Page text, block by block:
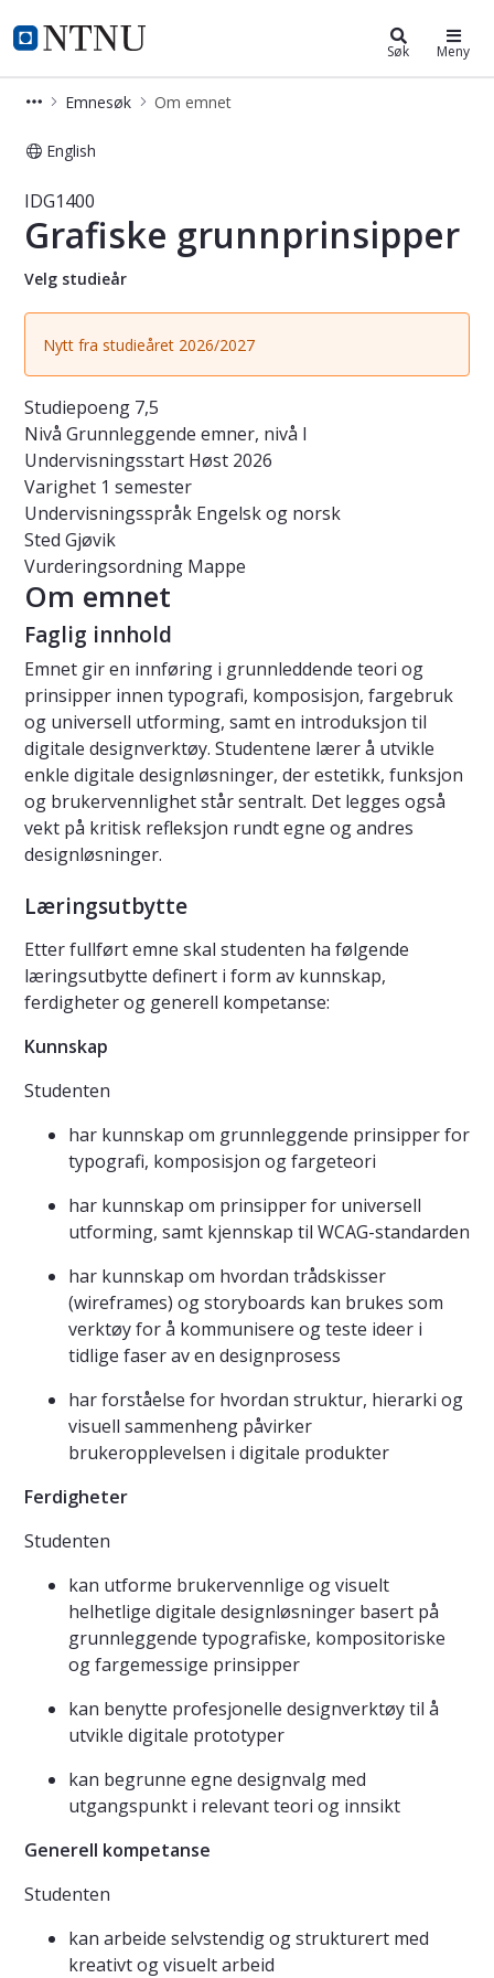
NTNU Hjemmeside
Studier Søk Meny
Emnesøk Om emnet
English
Emne - Grafiske grunnprinsipper -
IDG1400
Grafiske grunnprinsipper
Velg studieår
Nytt fra studieåret 2026/2027
Studiepoeng 7,5
Nivå Grunnleggende emner, nivå I
Undervisningsstart Høst 2026
Varighet 1 semester
Undervisningsspråk Engelsk og norsk
Sted Gjøvik
Vurderingsordning Mappe
Om emnet
Faglig innhold
Emnet gir en innføring i grunnleddende teori og
prinsipper innen typografi, komposisjon, fargebruk
og universell utforming, samt en introduksjon til
digitale designverktøy. Studentene lærer å utvikle
enkle digitale designløsninger, der estetikk, funksjon
og brukervennlighet står sentralt. Det legges også
vekt på kritisk refleksjon rundt egne og andres
designløsninger.
Læringsutbytte
Etter fullført emne skal studenten ha følgende
læringsutbytte definert i form av kunnskap,
ferdigheter og generell kompetanse:
Kunnskap
Studenten
har kunnskap om grunnleggende prinsipper for
typografi, komposisjon og fargeteori
har kunnskap om prinsipper for universell
utforming, samt kjennskap til WCAG-standarden
har kunnskap om hvordan trådskisser
(wireframes) og storyboards kan brukes som
verktøy for å kommunisere og teste ideer i
tidlige faser av en designprosess
har forståelse for hvordan struktur, hierarki og
visuell sammenheng påvirker
brukeropplevelsen i digitale produkter
Ferdigheter
Studenten
kan utforme brukervennlige og visuelt
helhetlige digitale designløsninger basert på
grunnleggende typografiske, kompositoriske
og fargemessige prinsipper
kan benytte profesjonelle designverktøy til å
utvikle digitale prototyper
kan begrunne egne designvalg med
utgangspunkt i relevant teori og innsikt
Generell kompetanse
Studenten
kan arbeide selvstendig og strukturert med
kreativt og visuelt arbeid